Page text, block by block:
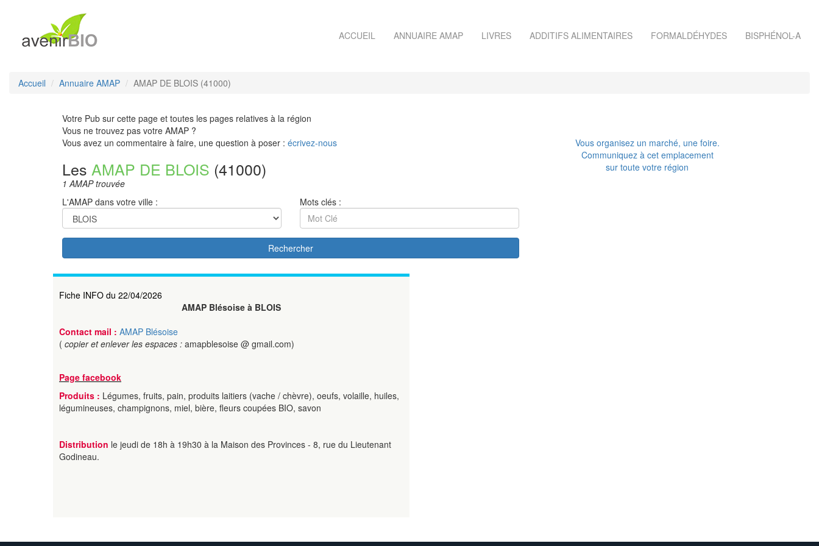
ACCUEIL ANNUAIRE AMAP LIVRES ADDITIFS ALIMENTAIRES FORMALDÉHYDES BISPHÉNOL-A
Accueil Annuaire AMAP AMAP DE BLOIS (41000)
Votre Pub sur cette page et toutes les pages relatives à la région
Vous ne trouvez pas votre AMAP ?
Vous avez un commentaire à faire, une question à poser : écrivez-nous
Les AMAP DE BLOIS (41000)
1 AMAP trouvée
L'AMAP dans votre ville :
Mots clés :
Rechercher
Vous organisez un marché, une foire.
Communiquez à cet emplacement
sur toute votre région
Fiche INFO du 22/04/2026
AMAP Blésoise à BLOIS
Contact mail : AMAP Blésoise
( copier et enlever les espaces : amapblesoise @ gmail.com)
Page facebook
Produits : Légumes, fruits, pain, produits laitiers (vache / chèvre), oeufs, volaille, huiles,
légumineuses, champignons, miel, bière, fleurs coupées BIO, savon
Distribution le jeudi de 18h à 19h30 à la Maison des Provinces - 8, rue du Lieutenant
Godineau.